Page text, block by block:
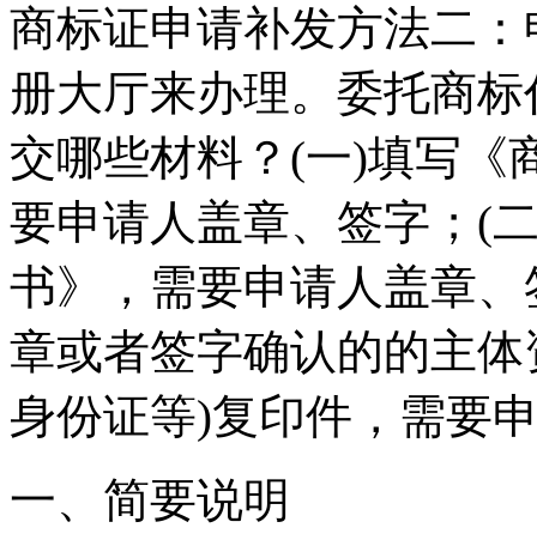
商标证申请补发方法二
册大厅来办理。委托商
交哪些材料？(一)填写《
要申请人盖章、签字；(
书》，需要申请人盖章
章或者签字确认的的主
身份证等)复印件，需要
一、简要说明